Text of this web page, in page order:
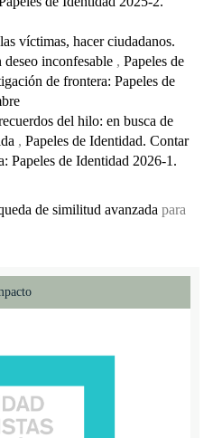
víctimas, hacer ciudadanos.
inconfesable , Papeles de
de frontera: Papeles de
del hilo: en busca de
, Papeles de Identidad. Contar
Papeles de Identidad 2026-1.
de similitud avanzada para